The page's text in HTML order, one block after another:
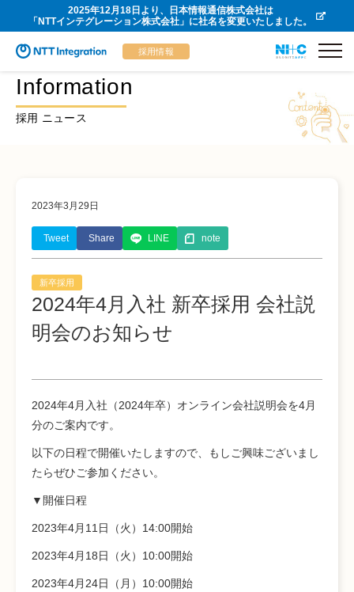
2025年12月18日より、日本情報通信株式会社は
「NTTインテグレーション株式会社」に社名を変更いたしました。
採用情報
Information
採用 ニュース
2023年3月29日
Tweet Share LINE note
新卒採用
2024年4月入社 新卒採用 会社説
明会のお知らせ
2024年4月入社（2024年卒）オンライン会社説明会を4月
分のご案内です。
以下の日程で開催いたしますので、もしご興味ございまし
たらぜひご参加ください。
▼開催日程
2023年4月11日（火）14:00開始
2023年4月18日（火）10:00開始
2023年4月24日（月）10:00開始